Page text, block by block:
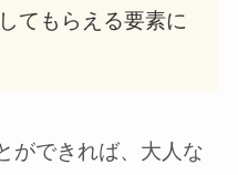
てもらえる要素に
ができれば、大人な